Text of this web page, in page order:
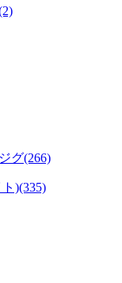
グ(266)
)(335)